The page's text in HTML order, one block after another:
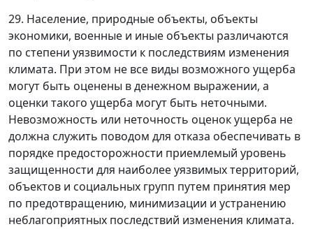
29. Население, природные объекты, объекты
экономики, военные и иные объекты различаются
по степени уязвимости к последствиям изменения
климата. При этом не все виды возможного ущерба
могут быть оценены в денежном выражении, а
оценки такого ущерба могут быть неточными.
Невозможность или неточность оценок ущерба не
должна служить поводом для отказа обеспечивать в
порядке предосторожности приемлемый уровень
защищенности для наиболее уязвимых территорий,
объектов и социальных групп путем принятия мер
по предотвращению, минимизации и устранению
неблагоприятных последствий изменения климата.